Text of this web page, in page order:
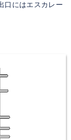
にはエスカレー